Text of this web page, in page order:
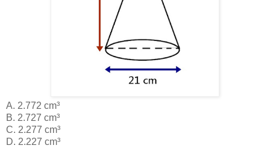
A. 2.772 cm³
B. 2.727 cm³
C. 2.277 cm³
D. 2.227 cm³